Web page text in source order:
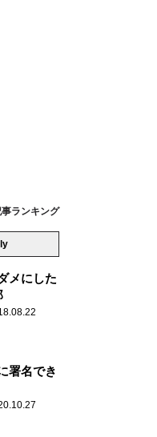
ランキング
メにした
署名でき